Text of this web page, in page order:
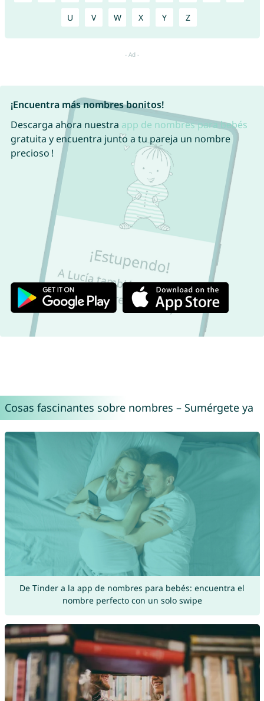
U V W X Y Z
¡Encuentra más nombres bonitos!
Descarga ahora nuestra app de nombres para bebés
gratuita y encuentra junto a tu pareja un nombre
precioso !
Cosas fascinantes sobre nombres – Sumérgete ya
De Tinder a la app de nombres para bebés: encuentra el
nombre perfecto con un solo swipe